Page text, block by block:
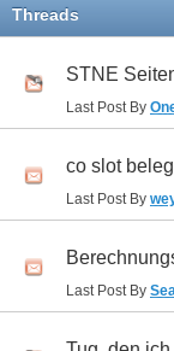
Threads
STNE
Last Post By
co slot
Last Post By
Last Post By